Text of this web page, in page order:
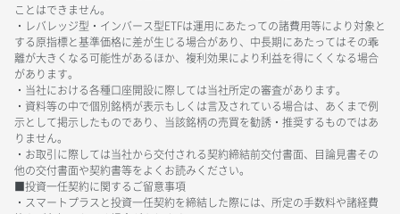
ことはできません。
・レバレッジ型・インバース型ETFは運用にあたっての諸費用等により対象と
する原指標と基準価格に差が生じる場合があり、中長期にあたってはその乖
離が大きくなる可能性があるほか、複利効果により利益を得にくくなる場合
があります。
・当社における各種口座開設に際しては当社所定の審査があります。
・資料等の中で個別銘柄が表示もしくは言及されている場合は、あくまで例
示として掲示したものであり、当該銘柄の売買を勧誘・推奨するものではあ
りません。
・お取引に際しては当社から交付される契約締結前交付書面、目論見書その
他の交付書面や契約書等をよくお読みください。
■投資一任契約に関するご留意事項
・スマートプラスと投資一任契約を締結した際には、所定の手数料や諸経費